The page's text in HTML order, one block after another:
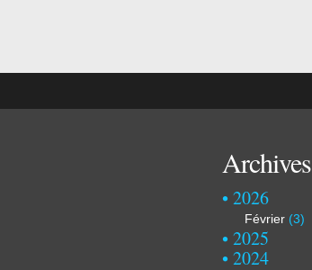
Archives
2026
Février (3)
2025
2024